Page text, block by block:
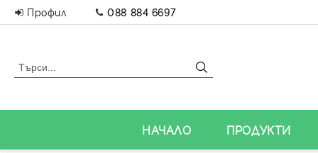
Профил 088 884 6697
НАЧАЛО ПРОДУКТИ